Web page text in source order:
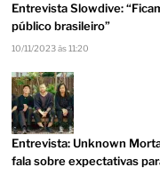
Entrevista Slowdive:
público brasileiro”
10/11/2023 às 11:20
Entrevista: Unknown
fala sobre expectativas